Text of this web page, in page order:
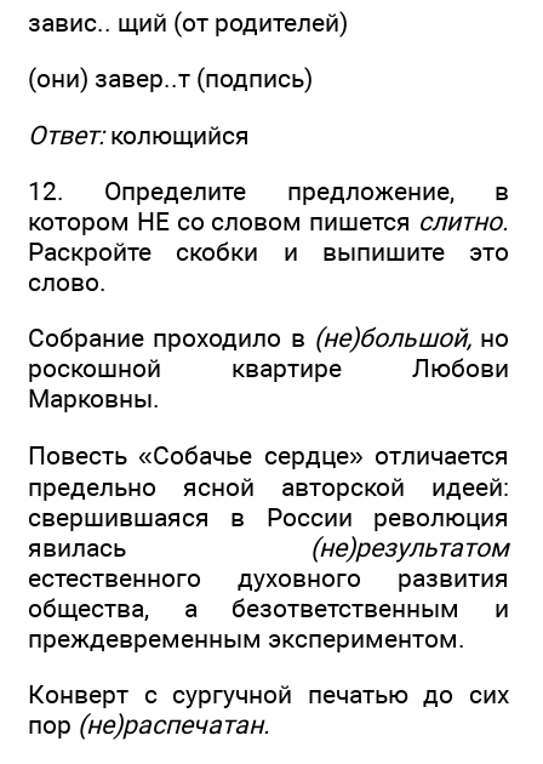
завис.. щий (от родителей)
(они) завер..т (подпись)
Ответ:колющийся
12. Определите предложение, в
котором НЕ со словом пишется слитно.
Раскройте скобки и выпишите это
слово.
Собрание проходило в (не)большой,но
роскошной квартире Любови
Марковны.
Повесть «Собачье сердце» отличается
предельно ясной авторской идеей:
свершившаяся в России революция
явилась (не)результатом
естественного духовного развития
общества, а безответственным и
преждевременным экспериментом.
Конверт с сургучной печатью до сих
пор (не)распечатан.